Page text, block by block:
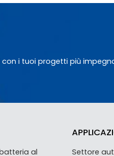
i tuoi progetti più
al Settore